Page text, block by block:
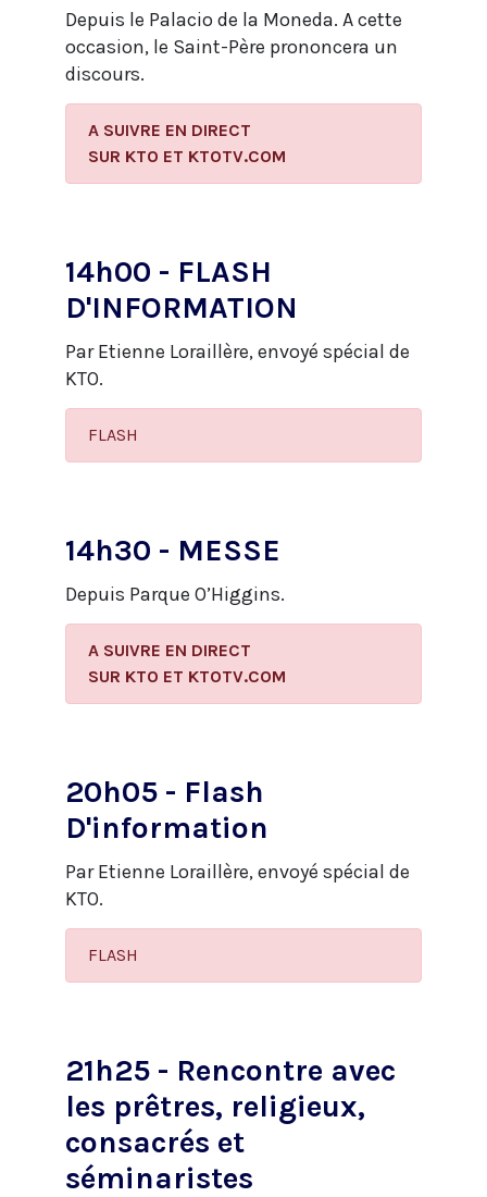
Depuis le Palacio de la Moneda. A cette
occasion, le Saint-Père prononcera un
discours.
A SUIVRE EN DIRECT
​SUR KTO ET KTOTV.COM
14h00 - FLASH
D'INFORMATION
Par Etienne Loraillère, envoyé spécial de
KTO.
FLASH
14h30 - MESSE
Depuis Parque O’Higgins.
A SUIVRE EN DIRECT
​SUR KTO ET KTOTV.COM
20h05 - Flash
D'information
Par Etienne Loraillère, envoyé spécial de
KTO.
FLASH
21h25 - Rencontre avec
les prêtres, religieux,
consacrés et
séminaristes